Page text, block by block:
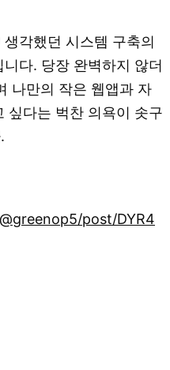
각했던 시스템 구축의
다. 당장 완벽하지 않더
나만의 작은 웹앱과 자
싶다는 벅찬 의욕이 솟구
post/DYR4